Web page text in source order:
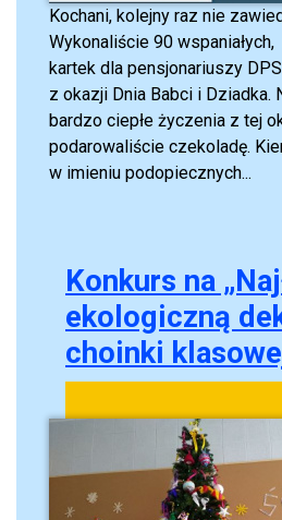
Kochani, kolejny raz nie
Wykonaliście 90
kartek dla pensjonariuszy
z okazji Dnia Babci i Dziadka.
bardzo ciepłe życzenia z tej
podarowaliście czekoladę.
w imieniu podopiecznych...
Konkurs na
ekologiczną
choinki